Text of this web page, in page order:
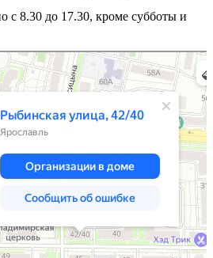
с 8.30 до 17.30, кроме субботы и